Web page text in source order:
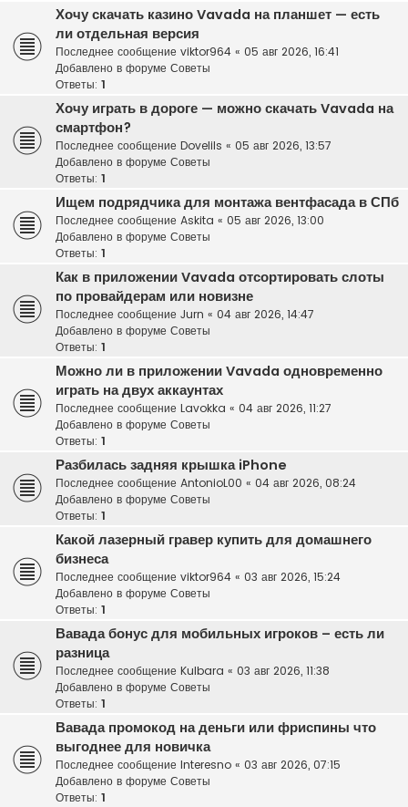
Хочу скачать казино Vavada на планшет — есть
ли отдельная версия
Последнее сообщение viktor964 « 05 авг 2026, 16:41
Добавлено в форуме Советы
Ответы: 1
Хочу играть в дороге — можно скачать Vavada на
смартфон?
Последнее сообщение Dovelils « 05 авг 2026, 13:57
Добавлено в форуме Советы
Ответы: 1
Ищем подрядчика для монтажа вентфасада в СПб
Последнее сообщение Askita « 05 авг 2026, 13:00
Добавлено в форуме Советы
Ответы: 1
Как в приложении Vavada отсортировать слоты
по провайдерам или новизне
Последнее сообщение Jurn « 04 авг 2026, 14:47
Добавлено в форуме Советы
Ответы: 1
Можно ли в приложении Vavada одновременно
играть на двух аккаунтах
Последнее сообщение Lavokka « 04 авг 2026, 11:27
Добавлено в форуме Советы
Ответы: 1
Разбилась задняя крышка iPhone
Последнее сообщение AntonioL00 « 04 авг 2026, 08:24
Добавлено в форуме Советы
Ответы: 1
Какой лазерный гравер купить для домашнего
бизнеса
Последнее сообщение viktor964 « 03 авг 2026, 15:24
Добавлено в форуме Советы
Ответы: 1
Вавада бонус для мобильных игроков – есть ли
разница
Последнее сообщение Kulbara « 03 авг 2026, 11:38
Добавлено в форуме Советы
Ответы: 1
Вавада промокод на деньги или фриспины что
выгоднее для новичка
Последнее сообщение Interesno « 03 авг 2026, 07:15
Добавлено в форуме Советы
Ответы: 1